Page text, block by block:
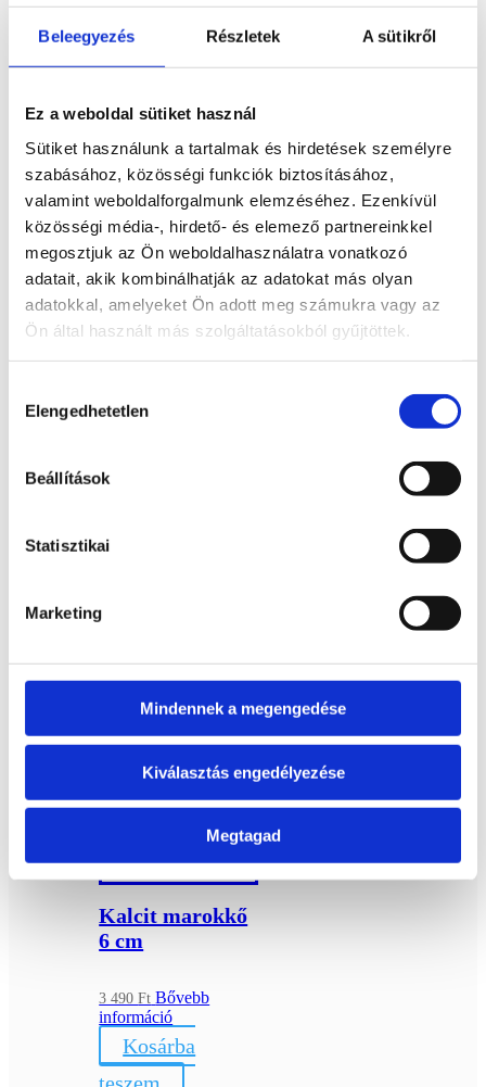
Beleegyezés Részletek A sütikről
Ez a weboldal sütiket használ
Sütiket használunk a tartalmak és hirdetések személyre
szabásához, közösségi funkciók biztosításához,
valamint weboldalforgalmunk elemzéséhez. Ezenkívül
közösségi média-, hirdető- és elemező partnereinkkel
megosztjuk az Ön weboldalhasználatra vonatkozó
adatait, akik kombinálhatják az adatokat más olyan
adatokkal, amelyeket Ön adott meg számukra vagy az
Ön által használt más szolgáltatásokból gyűjtöttek.
kiválasztása
Elengedhetetlen
Beállítások
Statisztikai
Marketing
Mindennek a megengedése
Kiválasztás engedélyezése
Megtagad
Lelki hatásai:növeli az önbecsülést
Szerkezete: köbös
Keménység: 6 - 6,5
Törés: kagylós, egyenetlen
Csillagjegy: oroszlán
Csakra: napfonat csakra
Elem: tűz
Citrom kalcit
Ft Bővebb
információ
Kosárba
teszem
Kalcit marokkő
6 cm
3 490Ft Bővebb
információ
Kosárba